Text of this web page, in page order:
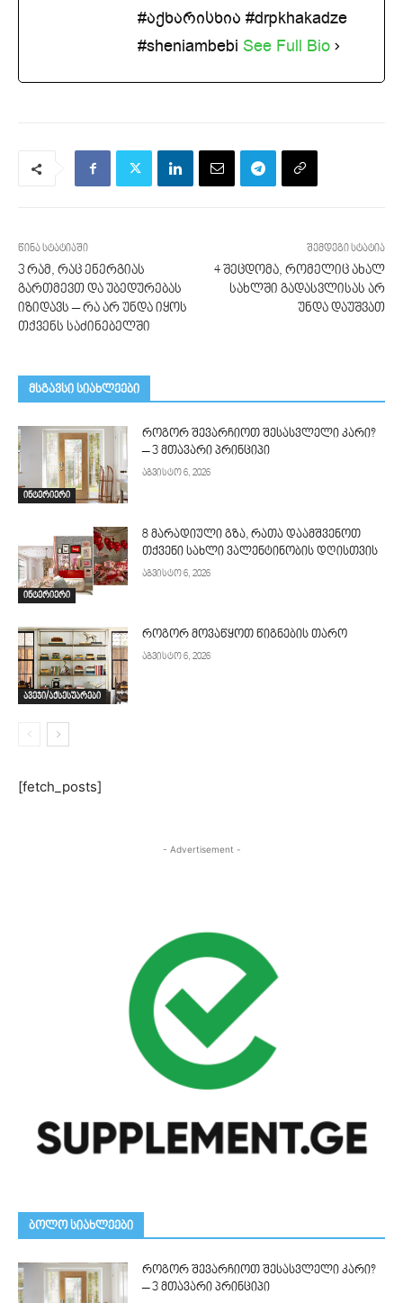
#აქხარისხია #drpkhakadze
#sheniambebi See Full Bio
წინა სტატიაში
3 რამ, რაც ენერგიას
გართმევთ და უბედურებას
იზიდავს – რა არ უნდა იყოს
თქვენს საძინებელში
შემდეგი სტატია
4 შეცდომა, რომელიც ახალ
სახლში გადასვლისას არ
უნდა დაუშვათ
მსგავსი სიახლეები
ინტერიერი
როგორ შევარჩიოთ შესასვლელი კარი?
– 3 მთავარი პრინციპი
აგვისტო 6, 2026
ინტერიერი
8 მარადიული გზა, რათა დაამშვენოთ
თქვენი სახლი ვალენტინობის დღისთვის
აგვისტო 6, 2026
ავეჯი/აქსესუარები
როგორ მოვაწყოთ წიგნების თარო
აგვისტო 6, 2026
[fetch_posts]
- Advertisement -
ᲑᲝᲚᲝ ᲡᲘᲐᲮᲚᲔᲔᲑᲘ
როგორ შევარჩიოთ შესასვლელი კარი?
– 3 მთავარი პრინციპი